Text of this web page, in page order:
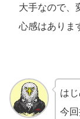
大手なので、
心感はありま
はじ
今